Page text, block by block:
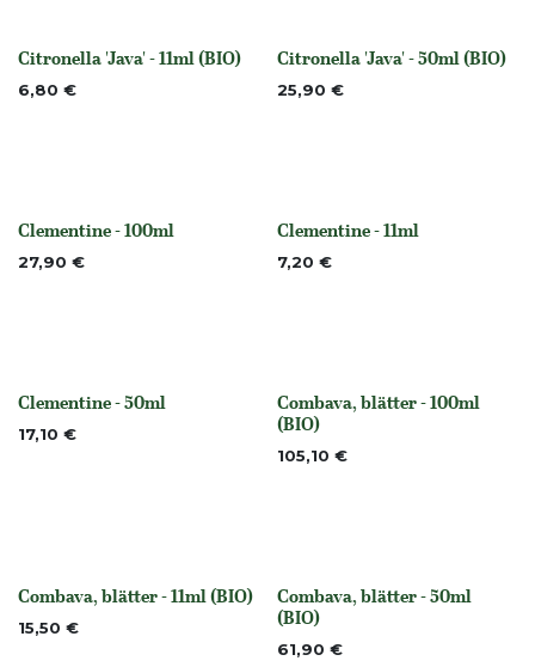
None
Citronella 'Java' - 11ml (BIO)
6,80 € None
Citronella 'Java' - 50ml (BIO)
25,90 €
None
Clementine - 100ml
27,90 € None
Clementine - 11ml
7,20 €
None
Clementine - 50ml
17,10 € None
Combava, blätter - 100ml
(BIO)
105,10 €
None
Combava, blätter - 11ml (BIO)
15,50 € None
Combava, blätter - 50ml
(BIO)
61,90 €